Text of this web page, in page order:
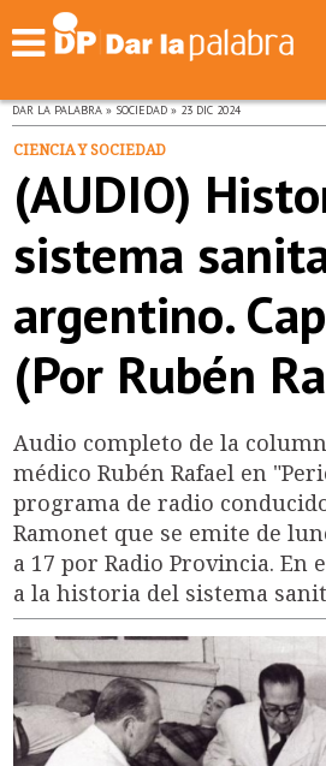
DAR LA PALABRA » SOCIEDAD » 23 DIC 2024
CIENCIA Y SOCIEDAD
(AUDIO)
sistema
argentino.
(Por Rubén
Audio completo de la
médico Rubén Rafael en
programa de radio
Ramonet que se emite de
a 17 por Radio Provincia. En
a la historia del sistema